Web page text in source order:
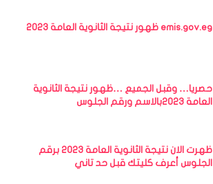
emis.gov.eg ظهور نتيجة الثانوية العامة 2023
حصريا… وقبل الجميع …ظهور نتيجة الثانوية
العامة 2023بالاسم ورقم الجلوس
ظهرت الان نتيجة الثانوية العامة 2023 برقم
الجلوس أعرف كليتك قبل حد تاني